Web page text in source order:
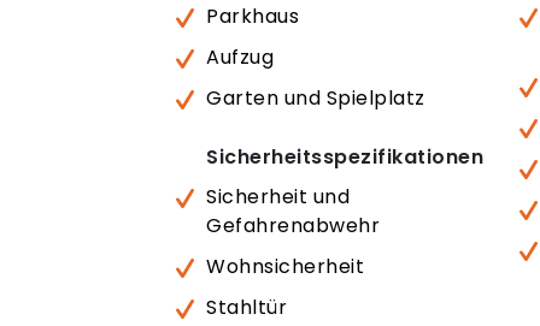
Parkhaus
Aufzug
Garten und Spielplatz
Sicherheitsspezifikationen
Sicherheit und
Gefahrenabwehr
Wohnsicherheit
Stahltür